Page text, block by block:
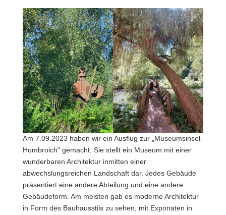
Am 7.09.2023 haben wir ein Ausflug zur „Museumsinsel-
Hombroich“ gemacht. Sie stellt ein Museum mit einer
wunderbaren Architektur inmitten einer
abwechslungsreichen Landschaft dar. Jedes Gebäude
präsentiert eine andere Abteilung und eine andere
Gebäudeform. Am meisten gab es moderne Architektur
in Form des Bauhausstils zu sehen, mit Exponaten in